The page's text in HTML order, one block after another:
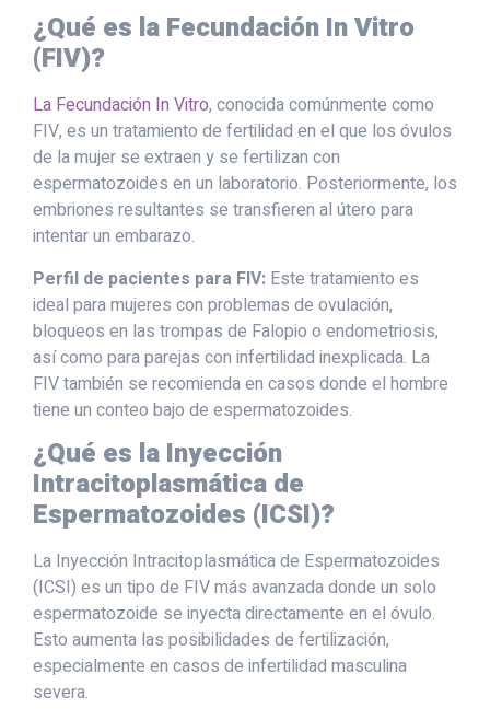
¿Qué es la Fecundación In Vitro
(FIV)?
La Fecundación In Vitro, conocida comúnmente como
FIV, es un tratamiento de fertilidad en el que los óvulos
de la mujer se extraen y se fertilizan con
espermatozoides en un laboratorio. Posteriormente, los
embriones resultantes se transfieren al útero para
intentar un embarazo.
Perfil de pacientes para FIV: Este tratamiento es
ideal para mujeres con problemas de ovulación,
bloqueos en las trompas de Falopio o endometriosis,
así como para parejas con infertilidad inexplicada. La
FIV también se recomienda en casos donde el hombre
tiene un conteo bajo de espermatozoides.
¿Qué es la Inyección
Intracitoplasmática de
Espermatozoides (ICSI)?
La Inyección Intracitoplasmática de Espermatozoides
(ICSI) es un tipo de FIV más avanzada donde un solo
espermatozoide se inyecta directamente en el óvulo.
Esto aumenta las posibilidades de fertilización,
especialmente en casos de infertilidad masculina
severa.